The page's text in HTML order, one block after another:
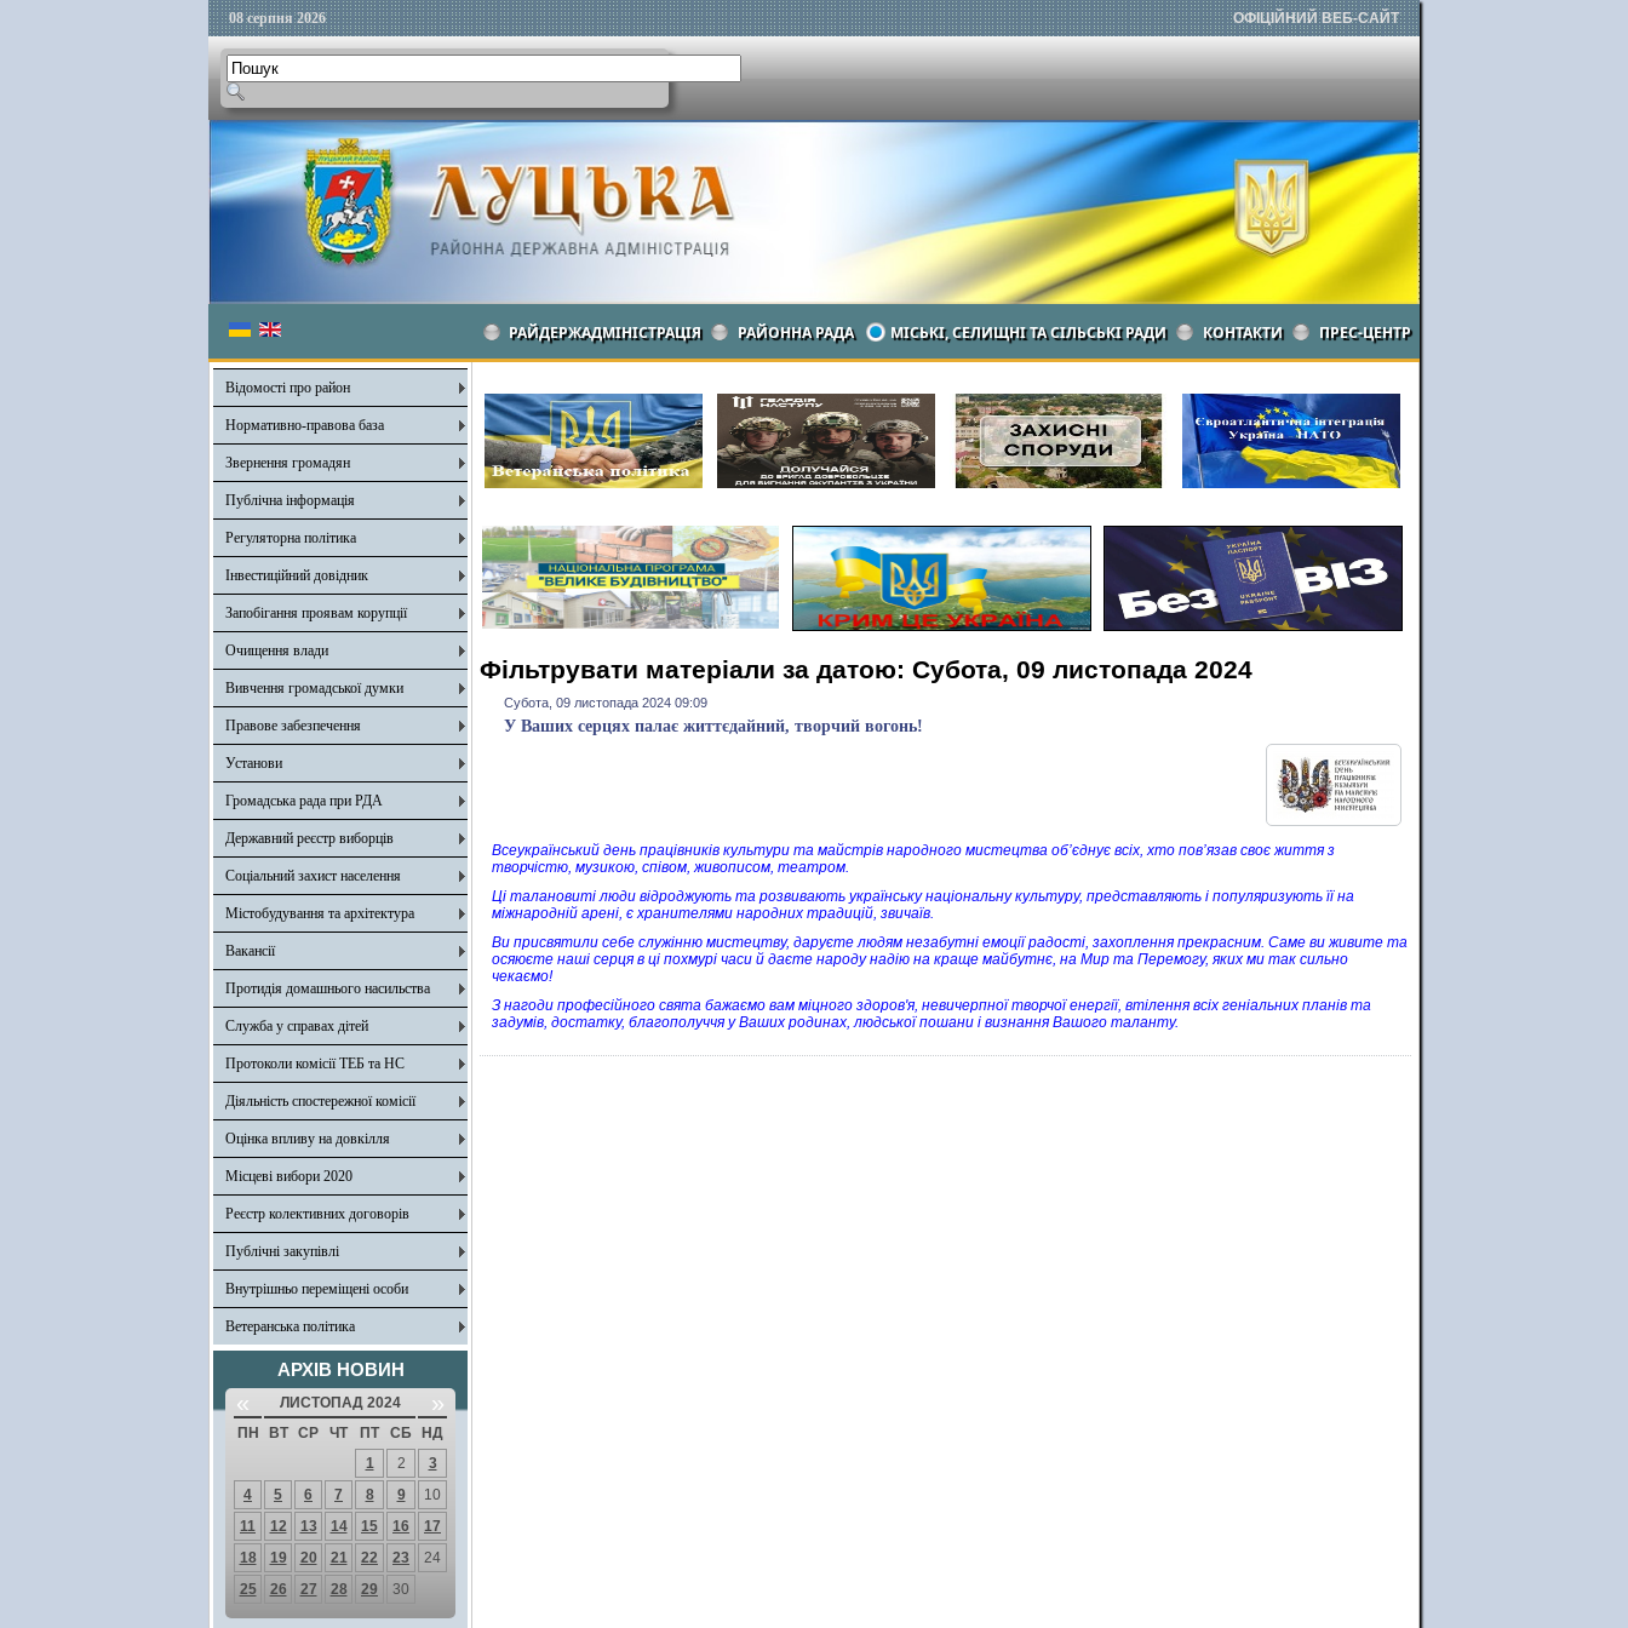
08 серпня 2026 ОФІЦІЙНИЙ ВЕБ-САЙТ
РАЙДЕРЖАДМІНІСТРАЦІЯ РАЙОННА РАДА МІСЬКІ, СЕЛИЩНІ ТА СІЛЬСЬКІ РАДИ КОНТАКТИ ПРЕС-ЦЕНТР
Відомості про район
Нормативно-правова база
Звернення громадян
Публічна інформація
Регуляторна політика
Інвестиційний довідник
Запобігання проявам корупції
Очищення влади
Вивчення громадської думки
Правове забезпечення
Установи
Громадська рада при РДА
Державний реєстр виборців
Соціальний захист населення
Містобудування та архітектура
Вакансії
Протидія домашнього насильства
Служба у справах дітей
Протоколи комісії ТЕБ та НС
Діяльність спостережної комісії
Оцінка впливу на довкілля
Місцеві вибори 2020
Реєстр колективних договорів
Публічні закупівлі
Внутрішньо переміщені особи
Ветеранська політика
АРХІВ НОВИН
« ЛИСТОПАД 2024 »
ПН ВТ СР ЧТ ПТ СБ
НД
1
2
3
4
5 6 7 8 9
10
11
12 13 14 15 16
17
18
19 20 21 22 23
24
25
26 27 28 29 30
Фільтрувати матеріали за датою: Субота, 09 листопада 2024
Субота, 09 листопада 2024 09:09
У Ваших серцях палає життєдайний, творчий вогонь!
Всеукраїнський день працівників культури та майстрів народного мистецтва об’єднує всіх, хто пов’язав своє життя з
творчістю, музикою, співом, живописом, театром.
Ці талановиті люди відроджують та розвивають українську національну культуру, представляють і популяризують її на
міжнародній арені, є хранителями народних традицій, звичаїв.
Ви присвятили себе служінню мистецтву, даруєте людям незабутні емоції радості, захоплення прекрасним. Саме ви живите та
осяюєте наші серця в ці похмурі часи й даєте народу надію на краще майбутнє, на Мир та Перемогу, яких ми так сильно
чекаємо!
З нагоди професійного свята бажаємо вам міцного здоров'я, невичерпної творчої енергії, втілення всіх геніальних планів та
задумів, достатку, благополуччя у Ваших родинах, людської пошани і визнання Вашого таланту.